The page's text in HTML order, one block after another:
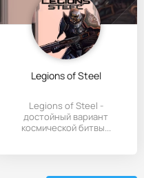
Legions of Steel
Legions of Steel -
достойный вариант
космической битвы...